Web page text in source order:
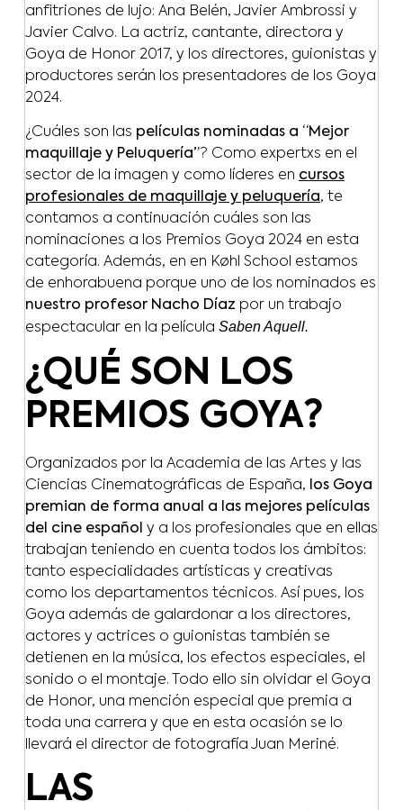
anfitriones de lujo: Ana Belén, Javier Ambrossi y
Javier Calvo. La actriz, cantante, directora y
Goya de Honor 2017, y los directores, guionistas y
productores serán los presentadores de los Goya
2024.
¿Cuáles son las películas nominadas a “Mejor
maquillaje y Peluquería”? Como expertxs en el
sector de la imagen y como líderes en cursos
profesionales de maquillaje y peluquería, te
contamos a continuación cuáles son las
nominaciones a los Premios Goya 2024 en esta
categoría. Además, en en Køhl School estamos
de enhorabuena porque uno de los nominados es
nuestro profesor Nacho Díaz por un trabajo
espectacular en la película Saben Aquell.
¿QUÉ SON LOS
PREMIOS GOYA?
Organizados por la Academia de las Artes y las
Ciencias Cinematográficas de España, los Goya
premian de forma anual a las mejores películas
del cine español y a los profesionales que en ellas
trabajan teniendo en cuenta todos los ámbitos:
tanto especialidades artísticas y creativas
como los departamentos técnicos. Así pues, los
Goya además de galardonar a los directores,
actores y actrices o guionistas también se
detienen en la música, los efectos especiales, el
sonido o el montaje. Todo ello sin olvidar el Goya
de Honor, una mención especial que premia a
toda una carrera y que en esta ocasión se lo
llevará el director de fotografía Juan Meriné.
LAS